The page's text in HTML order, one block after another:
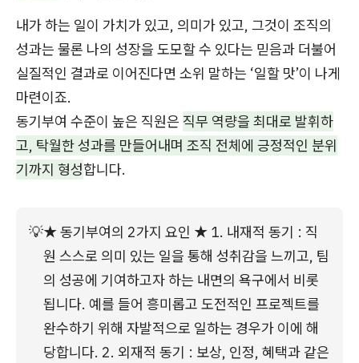
내가 하는 일이 가치가 있고, 의미가 있고, 그것이 조직의
성과는 물론 나의 성장을 도모할 수 있다는 믿음과 더불어
실질적인 결과로 이어진다면 소위 말하는 ‘일할 맛’이 나게
마련이죠.
동기부여 수준이 높은 직원은 직무 역량을 최대로 발휘하
고, 탁월한 성과를 만들어내며 조직 전체에 긍정적인 분위
기까지 형성합니다.
💡★ 동기부여의 2가지 요인 ★ 1. 내재적 동기 : 직
원 스스로 의미 있는 일을 통해 성취감을 느끼고, 팀
의 성공에 기여하고자 하는 내면의 욕구에서 비롯
됩니다. 예를 들어 흥미롭고 도전적인 프로젝트를
완수하기 위해 자발적으로 일하는 경우가 이에 해
당합니다. 2. 외재적 동기 : 보상, 인정, 혜택과 같은